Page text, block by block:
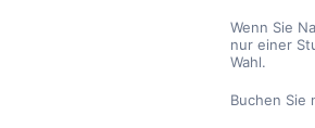
Wenn Sie
nur einer
Wahl.
Buchen Sie